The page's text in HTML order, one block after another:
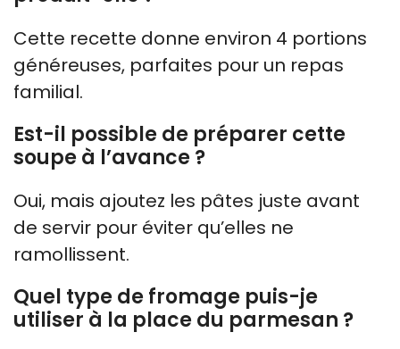
Cette recette donne environ 4 portions
généreuses, parfaites pour un repas
familial.
Est-il possible de préparer cette
soupe à l’avance ?
Oui, mais ajoutez les pâtes juste avant
de servir pour éviter qu’elles ne
ramollissent.
Quel type de fromage puis-je
utiliser à la place du parmesan ?